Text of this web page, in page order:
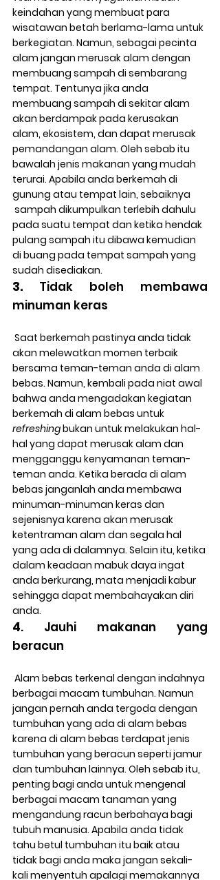
keindahan yang membuat para
wisatawan betah berlama-lama untuk
berkegiatan. Namun, sebagai pecinta
alam jangan merusak alam dengan
membuang sampah di sembarang
tempat. Tentunya jika anda
membuang sampah di sekitar alam
akan berdampak pada kerusakan
alam, ekosistem, dan dapat merusak
pemandangan alam. Oleh sebab itu
bawalah jenis makanan yang mudah
terurai. Apabila anda berkemah di
gunung atau tempat lain, sebaiknya
sampah dikumpulkan terlebih dahulu
pada suatu tempat dan ketika hendak
pulang sampah itu dibawa kemudian
di buang pada tempat sampah yang
sudah disediakan.
3. Tidak boleh membawa
minuman keras
akan melewatkan momen terbaik
bersama teman-teman anda di alam
bebas. Namun, kembali pada niat awal
bahwa anda mengadakan kegiatan
berkemah di alam bebas untuk
refreshing bukan untuk melakukan hal-
hal yang dapat merusak alam dan
mengganggu kenyamanan teman-
teman anda. Ketika berada di alam
bebas janganlah anda membawa
minuman-minuman keras dan
sejenisnya karena akan merusak
ketentraman alam dan segala hal
yang ada di dalamnya. Selain itu, ketika
dalam keadaan mabuk daya ingat
anda berkurang, mata menjadi kabur
sehingga dapat membahayakan diri
anda.
4. Jauhi makanan yang
beracun
berbagai macam tumbuhan. Namun
jangan pernah anda tergoda dengan
tumbuhan yang ada di alam bebas
karena di alam bebas terdapat jenis
tumbuhan yang beracun seperti jamur
dan tumbuhan lainnya. Oleh sebab itu,
penting bagi anda untuk mengenal
berbagai macam tanaman yang
mengandung racun berbahaya bagi
tubuh manusia. Apabila anda tidak
tahu betul tumbuhan itu baik atau
tidak bagi anda maka jangan sekali-
kali menyentuh apalagi memakannya